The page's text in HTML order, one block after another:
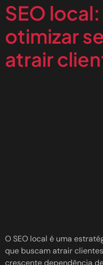
SEO
otimizar
atrair
O SEO local é uma
que buscam atrair
crescente dependência